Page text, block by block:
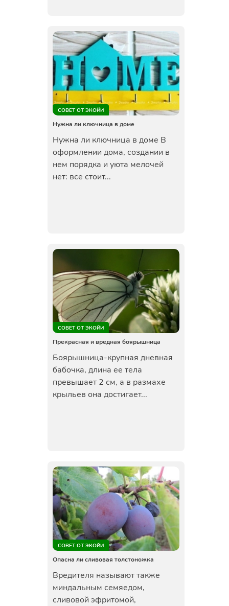
СОВЕТ ОТ ЭКОЙИ
Нужна ли ключница в доме
Нужна ли ключница в доме В
оформлении дома, создании в
нем порядка и уюта мелочей
нет: все стоит...
СОВЕТ ОТ ЭКОЙИ
Прекрасная и вредная боярышница
Боярышница-крупная дневная
бабочка, длина ее тела
превышает 2 см, а в размахе
крыльев она достигает...
СОВЕТ ОТ ЭКОЙИ
Опасна ли сливовая толстоножка
Вредителя называют также
миндальным семяедом,
сливовой эфритомой,